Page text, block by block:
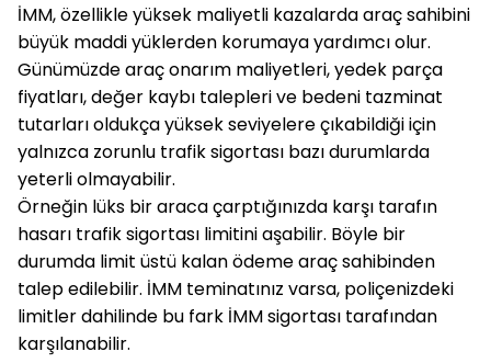
İMM, özellikle yüksek maliyetli kazalarda araç sahibini
büyük maddi yüklerden korumaya yardımcı olur.
Günümüzde araç onarım maliyetleri, yedek parça
fiyatları, değer kaybı talepleri ve bedeni tazminat
tutarları oldukça yüksek seviyelere çıkabildiği için
yalnızca zorunlu trafik sigortası bazı durumlarda
yeterli olmayabilir.
Örneğin lüks bir araca çarptığınızda karşı tarafın
hasarı trafik sigortası limitini aşabilir. Böyle bir
durumda limit üstü kalan ödeme araç sahibinden
talep edilebilir. İMM teminatınız varsa, poliçenizdeki
limitler dahilinde bu fark İMM sigortası tarafından
karşılanabilir.